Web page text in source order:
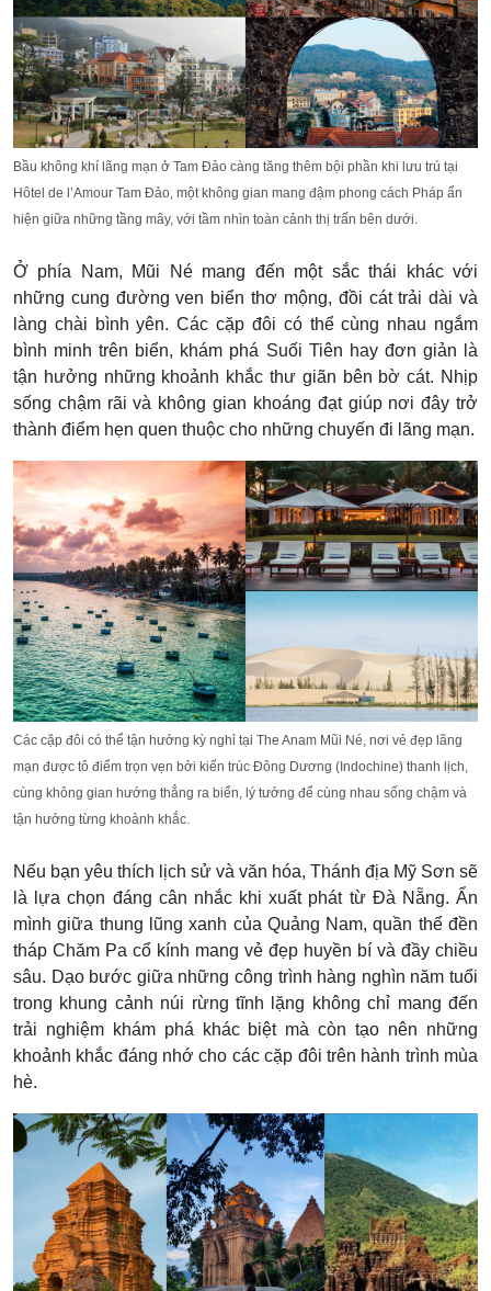
Bầu không khí lãng mạn ở Tam Đảo càng tăng thêm bội phần khi lưu trú tại
Hôtel de l’Amour Tam Đảo, một không gian mang đậm phong cách Pháp ẩn
hiện giữa những tầng mây, với tầm nhìn toàn cảnh thị trấn bên dưới.
Ở phía Nam, Mũi Né mang đến một sắc thái khác với
những cung đường ven biển thơ mộng, đồi cát trải dài và
làng chài bình yên. Các cặp đôi có thể cùng nhau ngắm
bình minh trên biển, khám phá Suối Tiên hay đơn giản là
tận hưởng những khoảnh khắc thư giãn bên bờ cát. Nhịp
sống chậm rãi và không gian khoáng đạt giúp nơi đây trở
thành điểm hẹn quen thuộc cho những chuyến đi lãng mạn.
Các cặp đôi có thể tận hưởng kỳ nghỉ tại The Anam Mũi Né, nơi vẻ đẹp lãng
mạn được tô điểm trọn vẹn bởi kiến trúc Đông Dương (Indochine) thanh lịch,
cùng không gian hướng thẳng ra biển, lý tưởng để cùng nhau sống chậm và
tận hưởng từng khoảnh khắc.
Nếu bạn yêu thích lịch sử và văn hóa, Thánh địa Mỹ Sơn sẽ
là lựa chọn đáng cân nhắc khi xuất phát từ Đà Nẵng. Ẩn
mình giữa thung lũng xanh của Quảng Nam, quần thể đền
tháp Chăm Pa cổ kính mang vẻ đẹp huyền bí và đầy chiều
sâu. Dạo bước giữa những công trình hàng nghìn năm tuổi
trong khung cảnh núi rừng tĩnh lặng không chỉ mang đến
trải nghiệm khám phá khác biệt mà còn tạo nên những
khoảnh khắc đáng nhớ cho các cặp đôi trên hành trình mùa
hè.